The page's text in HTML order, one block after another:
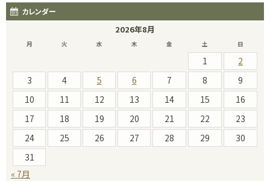
カレンダー
2026年8月
月 火 水 木 金 土 日
1
2
3
4 5 6 7 8
9
10
11 12 13 14 15
16
17
18 19 20 21 22
23
24
25 26 27 28 29
30
31
« 7月